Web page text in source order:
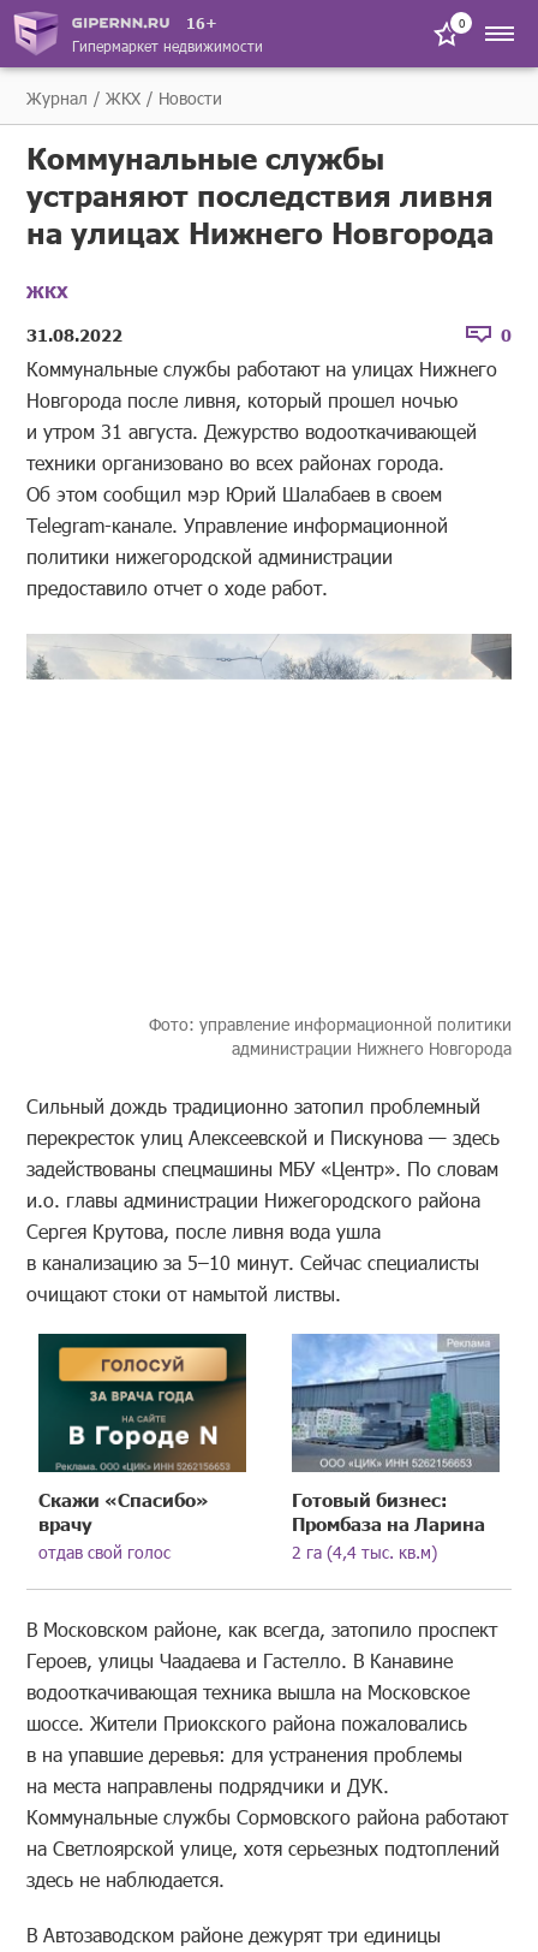
16+
Гипермаркет недвижимости
0
Журнал ЖКХ Новости
Коммунальные службы
устраняют последствия ливня
на улицах Нижнего Новгорода
ЖКХ
31.08.2022
0
Коммунальные службы работают на улицах Нижнего
Новгорода после ливня, который прошел ночью
и утром 31 августа. Дежурство водооткачивающей
техники организовано во всех районах города.
Об этом сообщил мэр Юрий Шалабаев в своем
Telegram-канале. Управление информационной
политики нижегородской администрации
предоставило отчет о ходе работ.
Фото: управление информационной политики
администрации Нижнего Новгорода
Сильный дождь традиционно затопил проблемный
перекресток улиц Алексеевской и Пискунова — здесь
задействованы спецмашины МБУ «Центр». По словам
и.о. главы администрации Нижегородского района
Сергея Крутова, после ливня вода ушла
в канализацию за 5–10 минут. Сейчас специалисты
очищают стоки от намытой листвы.
Скажи «Спасибо»
врачу
отдав свой голос
Готовый бизнес:
Промбаза на Ларина
2 га (4,4 тыс. кв.м)
В Московском районе, как всегда, затопило проспект
Героев, улицы Чаадаева и Гастелло. В Канавине
водооткачивающая техника вышла на Московское
шоссе. Жители Приокского района пожаловались
в на упавшие деревья: для устранения проблемы
на места направлены подрядчики и ДУК.
Коммунальные службы Сормовского района работают
на Светлоярской улице, хотя серьезных подтоплений
здесь не наблюдается.
В Автозаводском районе дежурят три единицы